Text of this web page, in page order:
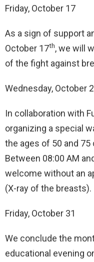
Friday, October 17
As a sign of support
October 17th, we will
of the fight against
Wednesday, October
In collaboration with
organizing a special
the ages of 50 and 75
Between 08:00 AM
welcome without an
(X-ray of the breasts).
Friday, October 31
We conclude the
educational evening